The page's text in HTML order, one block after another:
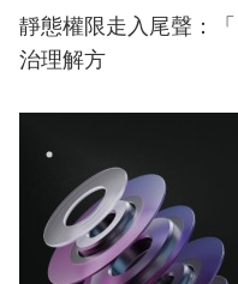
靜態權限走入尾聲：
治理解方